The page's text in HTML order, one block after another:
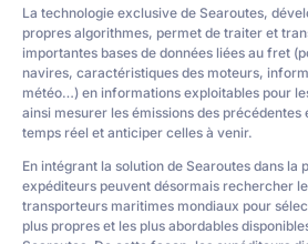
La technologie exclusive de Searoutes,
propres algorithmes, permet de traiter et
importantes bases de données liées au fret
navires, caractéristiques des moteurs,
météo…) en informations exploitables pour
ainsi mesurer les émissions des
temps réel et anticiper celles à venir.
En intégrant la solution de Searoutes dans la
expéditeurs peuvent désormais rechercher
transporteurs maritimes mondiaux pour
plus propres et les plus abordables